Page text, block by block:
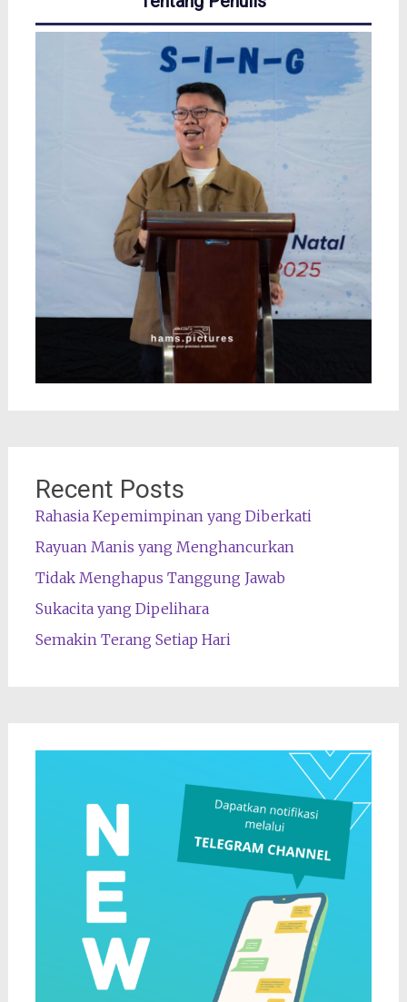
Recent Posts
Rahasia Kepemimpinan yang Diberkati
Rayuan Manis yang Menghancurkan
Tidak Menghapus Tanggung Jawab
Sukacita yang Dipelihara
Semakin Terang Setiap Hari